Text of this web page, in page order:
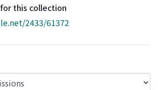
this collection
2433/61372